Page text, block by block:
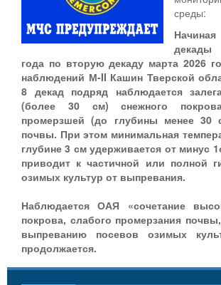
среды:
декады
года по вторую декаду марта 2026
наблюдений М-II Кашин Тверской
8 декад подряд наблюдается
(более 30 см) снежного
промерзшей (до глубины менее 30
почвы. При этом минимальная
глубине 3 см удерживается от минус
приводит к частичной или полной
озимых культур от выпревания.
Наблюдается ОАЯ «сочетание
покрова, слабого промерзания
выпреванию посевов озимых
продолжается.